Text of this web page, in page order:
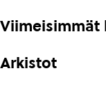
Viimeisimmät
Arkistot